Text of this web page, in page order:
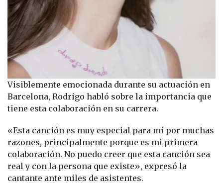
Visiblemente emocionada durante su actuación en
Barcelona, Rodrigo habló sobre la importancia que
tiene esta colaboración en su carrera.
«Esta canción es muy especial para mí por muchas
razones, principalmente porque es mi primera
colaboración. No puedo creer que esta canción sea
real y con la persona que existe», expresó la
cantante ante miles de asistentes.